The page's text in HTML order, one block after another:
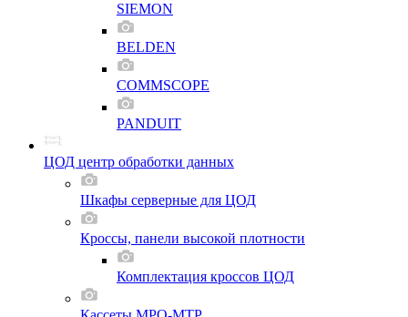
SIEMON
BELDEN
COMMSCOPE
PANDUIT
ЦОД центр обработки данных
Шкафы серверные для ЦОД
Кроссы, панели высокой плотности
Комплектация кроссов ЦОД